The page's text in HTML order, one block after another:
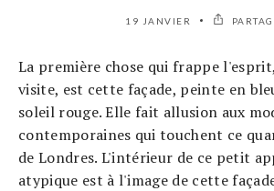
19 JANVIER
La première chose qui frappe
visite, est cette façade, peinte en
soleil rouge. Elle fait allusion aux
contemporaines qui touchent ce
de Londres. L'intérieur de ce petit
atypique est à l'image de cette